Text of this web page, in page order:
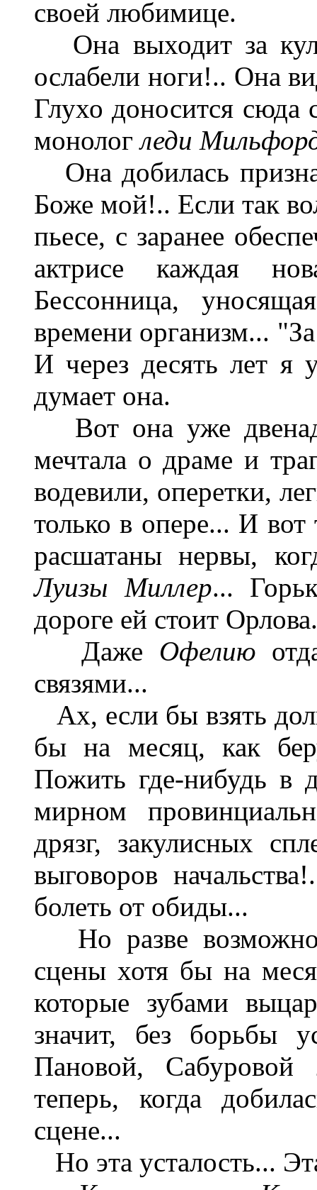
своей любимице.
Она выходит за
ослабели ноги!.. Она
Глухо доносится сюда
монологледи
Она добилась
Боже мой!.. Если так
пьесе, с заранее
актрисе каждая
Бессонница,
времени организм...
И через десять лет я
думает она.
Вот она уже
мечтала о драме и
водевили, оперетки,
только в опере... И вот
расшатаны нервы,
Луизы Миллер...
дороге ей стоит
Даже Офелию
связями...
Ах, если бы взять
бы на месяц, как
Пожить где-нибудь в
мирном
дрязг, закулисных
выговоров
болеть от обиды...
Но разве возможно
сцены хотя бы на
которые зубами
значит, без борьбы
Пановой,
теперь, когда
сцене...
Но эта усталость...